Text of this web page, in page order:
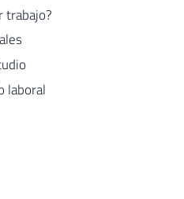
trabajo?
laboral